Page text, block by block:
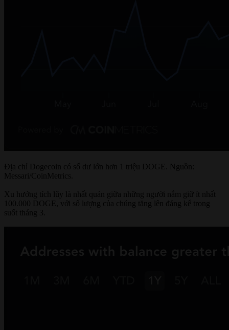
Địa chỉ Dogecoin có số dư lớn hơn 1 triệu DOGE. Nguồn:
Messari/CoinMetrics.
Xu hướng tích lũy là nhất quán giữa những người nắm giữ ít nhất
100.000 DOGE, với số lượng của chúng tăng lên đáng kể trong
suốt tháng 3.